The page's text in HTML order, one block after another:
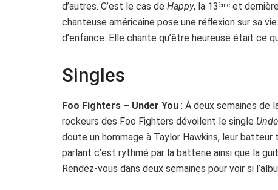
d’autres. C’est le cas de Happy, la 13ème et
chanteuse américaine pose une réflexion sur sa
d’enfance. Elle chante qu’être heureuse était ce
Singles
Foo Fighters – Under You : À deux semaines de
rockeurs des Foo Fighters dévoilent le single
doute un hommage à Taylor Hawkins, leur
parlant c’est rythmé par la batterie ainsi que la
Rendez-vous dans deux semaines pour voir si